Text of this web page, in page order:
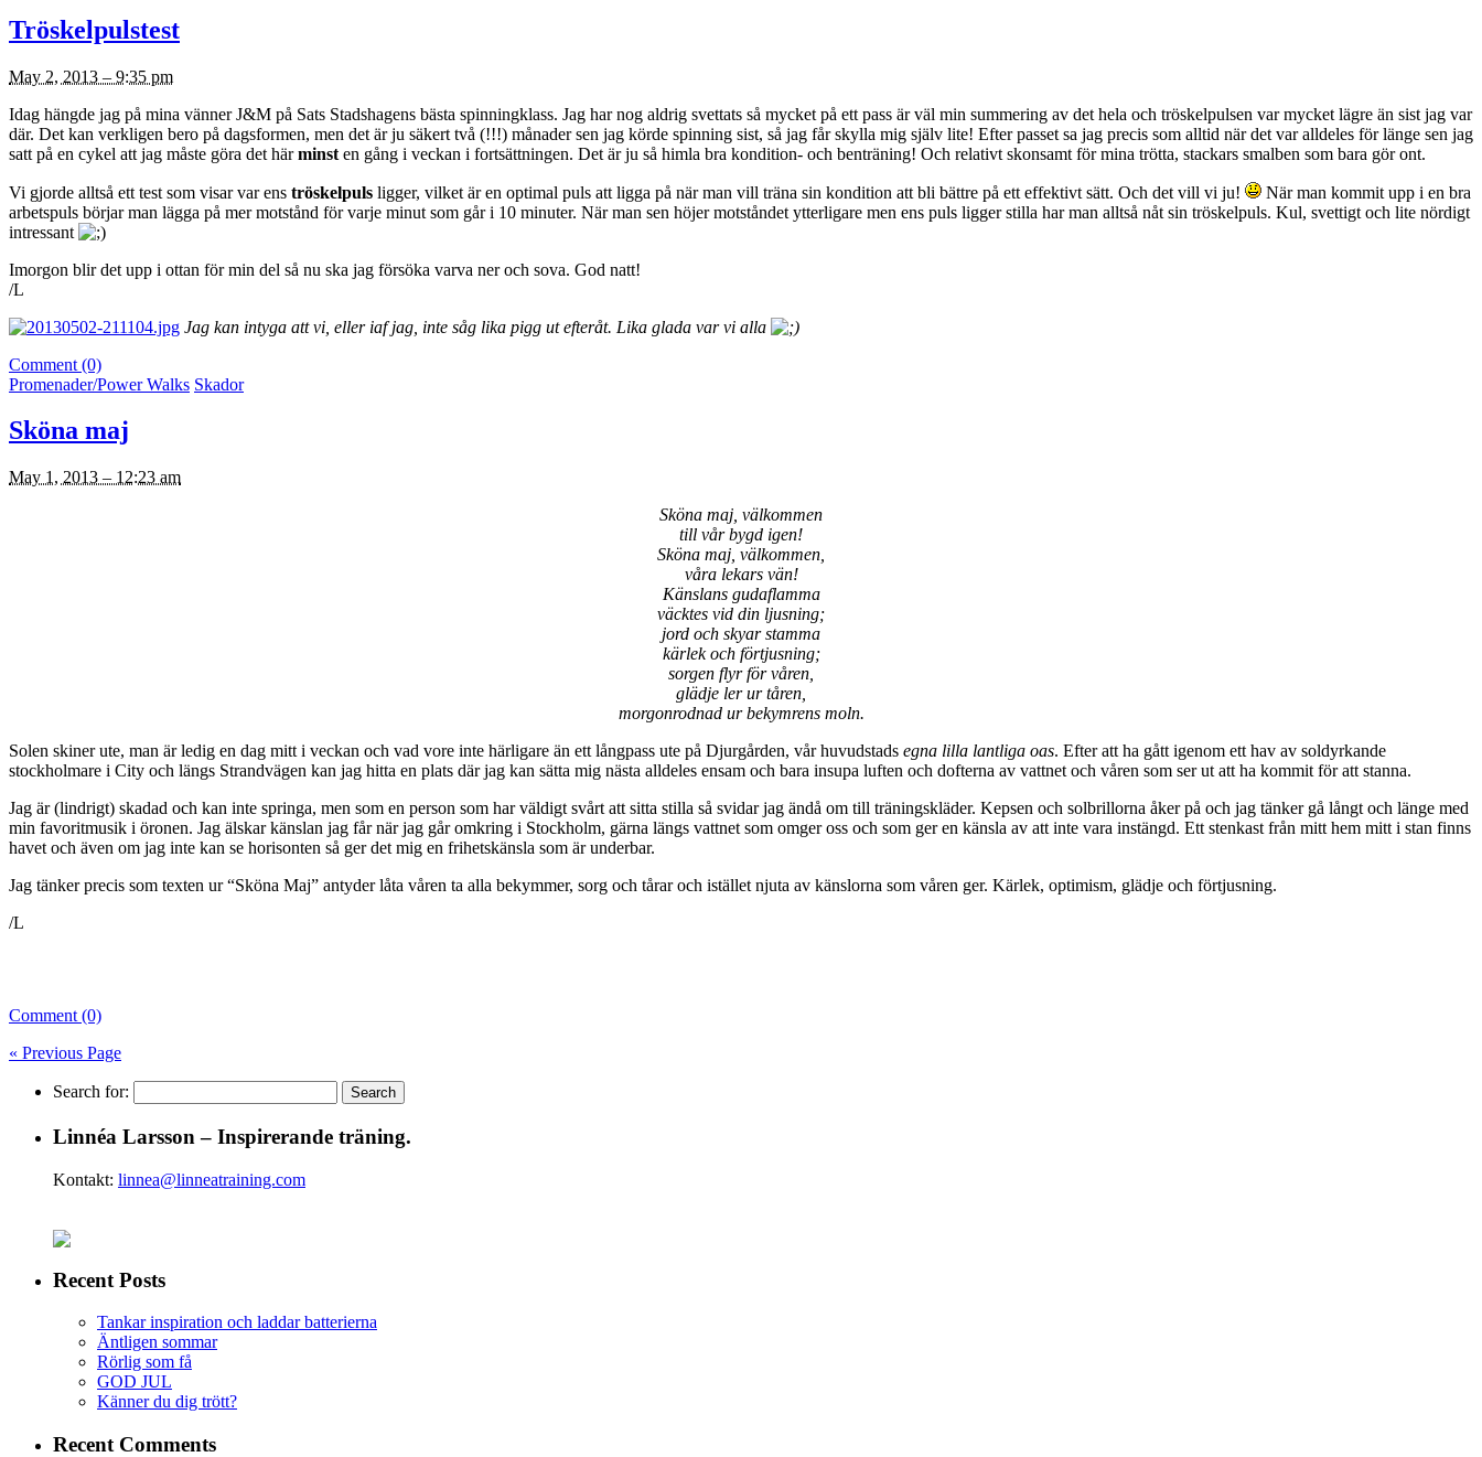
Tröskelpulstest
May 2, 2013 – 9:35 pm
Idag hängde jag på mina vänner J&M på Sats Stadshagens bästa spinningklass. Jag har nog aldrig svettats så mycket på ett pass är väl min summering av det hela och tröskelpulsen var mycket lägre än sist jag var
där. Det kan verkligen bero på dagsformen, men det är ju säkert två (!!!) månader sen jag körde spinning sist, så jag får skylla mig själv lite! Efter passet sa jag precis som alltid när det var alldeles för länge sen jag
satt på en cykel att jag måste göra det härminst en gång i veckan i fortsättningen. Det är ju så himla bra kondition- och benträning! Och relativt skonsamt för mina trötta, stackars smalben som bara gör ont.
Vi gjorde alltså ett test som visar var ens tröskelpuls ligger, vilket är en optimal puls att ligga på när man vill träna sin kondition att bli bättre på ett effektivt sätt. Och det vill vi ju!
När man kommit upp i en bra
arbetspuls börjar man lägga på mer motstånd för varje minut som går i 10 minuter. När man sen höjer motståndet ytterligare men ens puls ligger stilla har man alltså nåt sin tröskelpuls. Kul, svettigt och lite nördigt
intressant
Imorgon blir det upp i ottan för min del så nu ska jag försöka varva ner och sova. God natt!
/L
Jag kan intyga att vi, eller iaf jag, inte såg lika pigg ut efteråt. Lika glada var vi alla
Comment (0)
Promenader/Power Walks Skador
Sköna maj
May 1, 2013 – 12:23 am
Sköna maj, välkommen
till vår bygd igen!
Sköna maj, välkommen,
våra lekars vän!
Känslans gudaflamma
väcktes vid din ljusning;
jord och skyar stamma
kärlek och förtjusning;
sorgen flyr för våren,
glädje ler ur tåren,
morgonrodnad ur bekymrens moln.
Solen skiner ute, man är ledig en dag mitt i veckan och vad vore inte härligare än ett långpass ute på Djurgården, vår huvudstads egna lilla lantliga oas. Efter att ha gått igenom ett hav av soldyrkande
stockholmare i City och längs Strandvägen kan jag hitta en plats där jag kan sätta mig nästa alldeles ensam och bara insupa luften och dofterna av vattnet och våren som ser ut att ha kommit för att stanna.
Jag är (lindrigt) skadad och kan inte springa, men som en person som har väldigt svårt att sitta stilla så svidar jag ändå om till träningskläder. Kepsen och solbrillorna åker på och jag tänker gå långt och länge med
min favoritmusik i öronen. Jag älskar känslan jag får när jag går omkring i Stockholm, gärna längs vattnet som omger oss och som ger en känsla av att inte vara instängd. Ett stenkast från mitt hem mitt i stan finns
havet och även om jag inte kan se horisonten så ger det mig en frihetskänsla som är underbar.
Jag tänker precis som texten ur “Sköna Maj” antyder låta våren ta alla bekymmer, sorg och tårar och istället njuta av känslorna som våren ger. Kärlek, optimism, glädje och förtjusning.
/L
Comment (0)
« Previous Page
Search for:
Linnéa Larsson – Inspirerande träning.
Kontakt: linnea@linneatraining.com
Recent Posts
Tankar inspiration och laddar batterierna
Äntligen sommar
Rörlig som få
GOD JUL
Känner du dig trött?
Recent Comments